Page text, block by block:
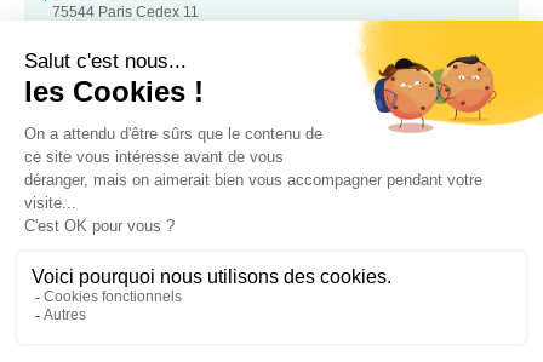
75544 Paris Cedex 11
Contact
Une question, une suggestion ?
N’hésitez pas à nous contacter :
Contacter nous
Association loi 1901 d’intérêt général, à but non lucratif – Déclarée le
05 Octobre 2016 à la Préfecture de